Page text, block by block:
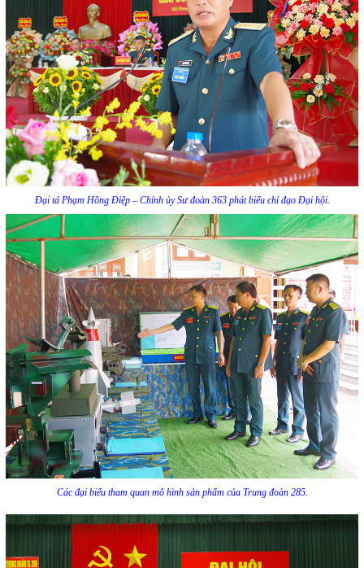
Đại tá Phạm Hồng Điệp – Chính ủy Sư đoàn 363 phát biểu chỉ đạo Đại hội.
Các đại biểu tham quan mô hình sản phẩm của Trung đoàn 285.